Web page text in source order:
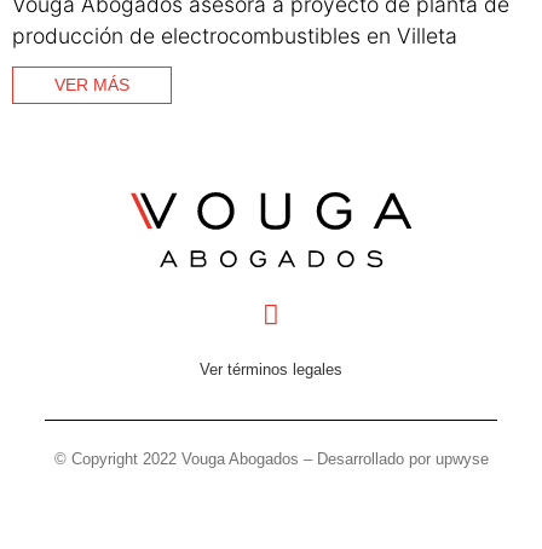
producción de electrocombustibles en Villeta
VER MÁS
Ver términos legales
© Copyright 2022 Vouga Abogados – Desarrollado por upwyse